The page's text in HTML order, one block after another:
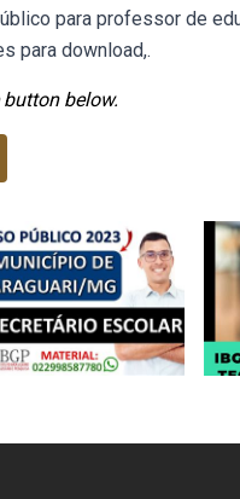
para professor de
para download,.
below.